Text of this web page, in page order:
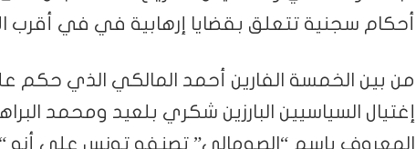
أحكام سجنية تتعلق بقضايا إرهابية في في أقرب
المعروف بإسم “الصومالي” تصنفه تونس على أنه